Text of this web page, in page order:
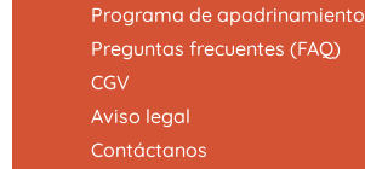
Programa de apadrinamiento
Preguntas frecuentes (FAQ)
CGV
Aviso legal
Contáctanos